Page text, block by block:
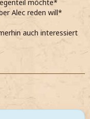
möchte*
Alec reden will*
auch interessiert